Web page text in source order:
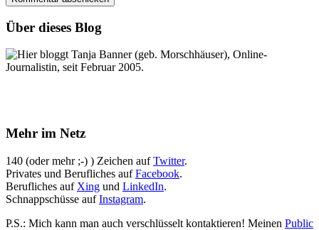
Über dieses Blog
Hier bloggt Tanja Banner (geb. Morschhäuser), Online-
Journalistin, seit Februar 2005.
Mehr im Netz
140 (oder mehr ;-) ) Zeichen aufTwitter.
Privates und Berufliches aufFacebook.
Berufliches auf Xing und LinkedIn.
Schnappschüsse aufInstagram.
P.S.: Mich kann man auch verschlüsselt kontaktieren! Meinen Public